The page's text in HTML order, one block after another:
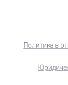
Политика в